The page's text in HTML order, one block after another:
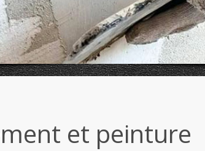
et peinture